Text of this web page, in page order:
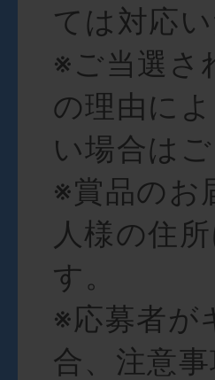
ては対応
※ご当選さ
の理由に
い場合は
※賞品のお
人様の住
す。
※応募者が
合、注意